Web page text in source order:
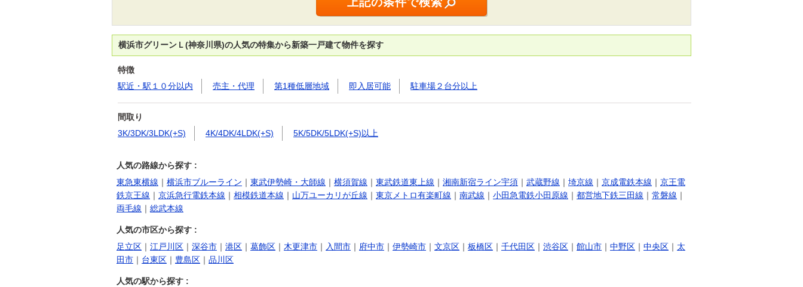
横浜市グリーンＬ(神奈川県)の人気の特集から新築一戸建て物件を探す
特徴
駅近・駅１０分以内
売主・代理 第1種低層地域 即入居可能 駐車場２台分以上
間取り
3K/3DK/3LDK(+S)
4K/4DK/4LDK(+S) 5K/5DK/5LDK(+S)以上
人気の路線から探す :
東急東横線 ｜ 横浜市ブルーライン ｜ 東武伊勢崎・大師線 ｜ 横須賀線 ｜ 東武鉄道東上線 ｜ 湘南新宿ライン宇須 ｜ 武蔵野線 ｜ 埼京線 ｜ 京成電鉄本線 ｜ 京王電
鉄京王線 ｜ 京浜急行電鉄本線 ｜ 相模鉄道本線 ｜ 山万ユーカリが丘線 ｜ 東京メトロ有楽町線 ｜ 南武線 ｜ 小田急電鉄小田原線 ｜ 都営地下鉄三田線 ｜ 常磐線 ｜
両毛線 ｜ 総武本線
人気の市区から探す :
足立区 ｜ 江戸川区 ｜ 深谷市 ｜ 港区 ｜ 葛飾区 ｜ 木更津市 ｜ 入間市 ｜ 府中市 ｜ 伊勢崎市 ｜ 文京区 ｜ 板橋区 ｜ 千代田区 ｜ 渋谷区 ｜ 館山市 ｜ 中野区 ｜ 中央区 ｜ 太
田市 ｜ 台東区 ｜ 豊島区 ｜ 品川区
人気の駅から探す :